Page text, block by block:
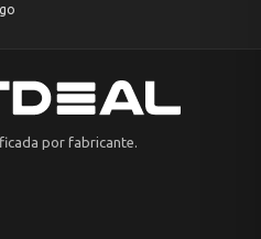
por fabricante.